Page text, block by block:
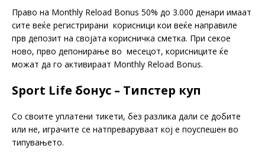
Право на Monthly Reload Bonus 50% до 3.000 денари имаат
сите веќе регистрирани корисници кои веќе направиле
прв депозит на својата корисничка сметка. При секое
ново, прво депонирање во месецот, корисниците ќе
можат да го активираат Monthly Reload Bonus.
Sport Life бонус – Типстер куп
Со своите уплатени тикети, без разлика дали се добите
или не, играчите се натпреваруваат кој е поуспешен во
типувањето.